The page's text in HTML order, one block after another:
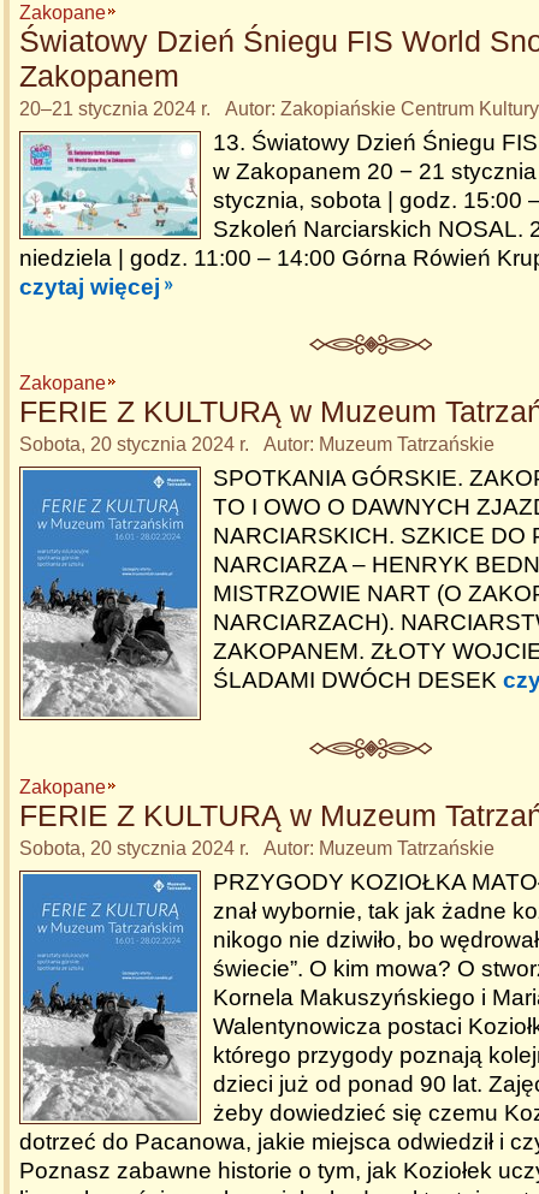
Zakopane
Światowy Dzień Śniegu FIS World
Zakopanem
20–21 stycznia 2024 r. Autor: Zakopiańskie Centrum Kultury
13. Światowy Dzień Śniegu
w Zakopanem 20 − 21
stycznia, sobota | godz. 15:00
Szkoleń Narciarskich NOSAL.
niedziela | godz. 11:00 – 14:00 Górna Rówień
czytaj więcej
Zakopane
FERIE Z KULTURĄ w Muzeum
Sobota, 20 stycznia 2024 r. Autor: Muzeum Tatrzańskie
SPOTKANIA GÓRSKIE.
TO I OWO O DAWNYCH
NARCIARSKICH. SZKICE DO
NARCIARZA – HENRYK
MISTRZOWIE NART (O
NARCIARZACH).
ZAKOPANEM. ZŁOTY
ŚLADAMI DWÓCH DESEK
Zakopane
FERIE Z KULTURĄ w Muzeum
Sobota, 20 stycznia 2024 r. Autor: Muzeum Tatrzańskie
PRZYGODY KOZIOŁKA
znał wybornie, tak jak żadne
nikogo nie dziwiło, bo
świecie”. O kim mowa? O
Kornela Makuszyńskiego i
Walentynowicza postaci
którego przygody poznają
dzieci już od ponad 90 lat.
żeby dowiedzieć się czemu
dotrzeć do Pacanowa, jakie miejsca odwiedził i
Poznasz zabawne historie o tym, jak Koziołek